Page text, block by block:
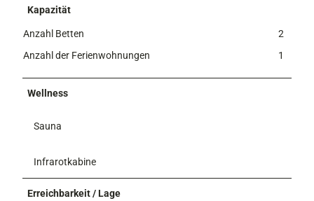
Kapazität
Anzahl Betten
2
Anzahl der Ferienwohnungen
1
Wellness
Sauna
Infrarotkabine
Erreichbarkeit / Lage